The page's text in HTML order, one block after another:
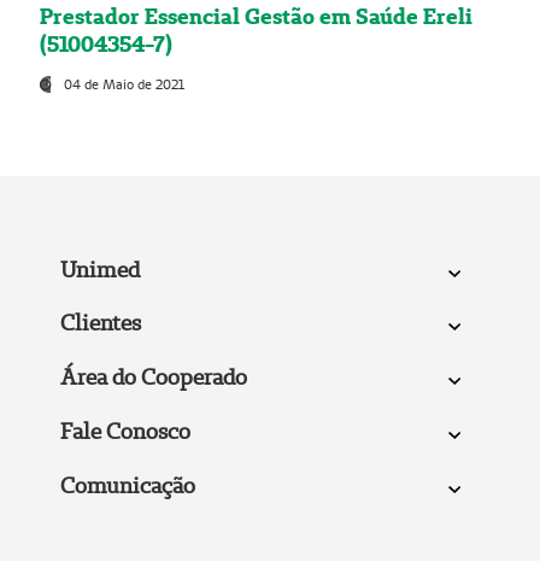
Prestador Essencial Gestão em Saúde Ereli
(51004354-7)
04 de Maio de 2021
Unimed
Clientes
Área do Cooperado
Fale Conosco
Comunicação